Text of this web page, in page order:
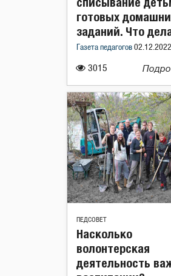
3015
готовых
заданий. Что
Газета педагогов
ПЕДСОВЕТ
Насколько
волонтерская
деятельность